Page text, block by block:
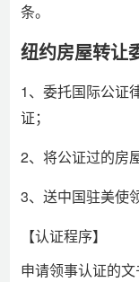
条。
纽约房屋转让
1、委托国际公证
证；
2、将公证过的房
3、送中国驻美使
【认证程序】
申请领事认证的文